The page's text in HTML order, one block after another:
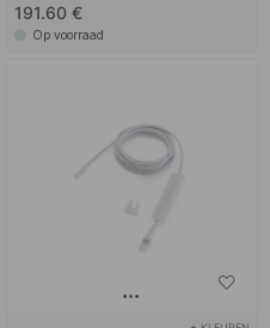
191.60 €
Op voorraad